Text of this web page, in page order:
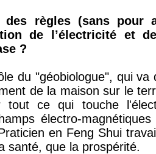
règles (sans pour
de l’électricité et
?
du "géobiologue", qui
de la maison sur le
tout ce qui touche
électro-
en Feng Shui
santé, que la prospérité.